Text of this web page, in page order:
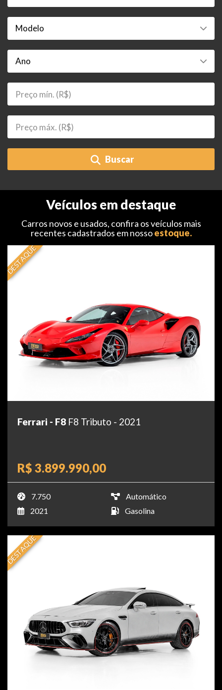
Buscar
Veículos em destaque
Carros novos e usados, confira os veículos mais
recentes cadastrados em nossoestoque.
DESTAQUE
Ferrari - F8 F8 Tributo - 2021
R$ 3.899.990,00
7.750
Automático
2021
Gasolina
DESTAQUE